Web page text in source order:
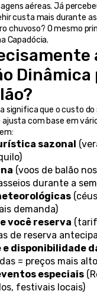
aéreas. Já
custa mais durante
chuvoso? O mesmo
Capadócia.
Dinâmica
significa que o custo do
ajusta com base em
sazonal
(voos de balão
durante a
demanda)
você reserva
de reserva
e disponibilidade
= preços mais
especiais
festivais locais)